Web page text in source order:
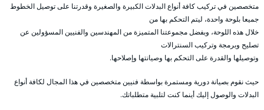
متخصصين في تركيب كافة أنواع البدلات الكبيرة والصغيرة وقدرتنا على توصيل الخطوط
جميعا بلوحة واحدة، ليتم التحكم بها من
خلال هذه اللوحة، وبفضل مجموعتنا المتميزة من المهندسين والفنيين المسؤولين عن
تصليح وبرمجة وتركيب السنترالات
وتوصيلها والقدرة على التحكم بها وصيانتها وإصلاحها.
حيث نقوم بصيانة دورية ومستمرة بواسطة فنيين متخصصين في هذا المجال لكافة أنواع
البدلات والوصول إليك أينما كنت لتلبية متطلباتك.